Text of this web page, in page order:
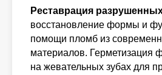
Реставрация
восстановление формы и
помощи пломб из
материалов. Герметизация
на жевательных зубах для